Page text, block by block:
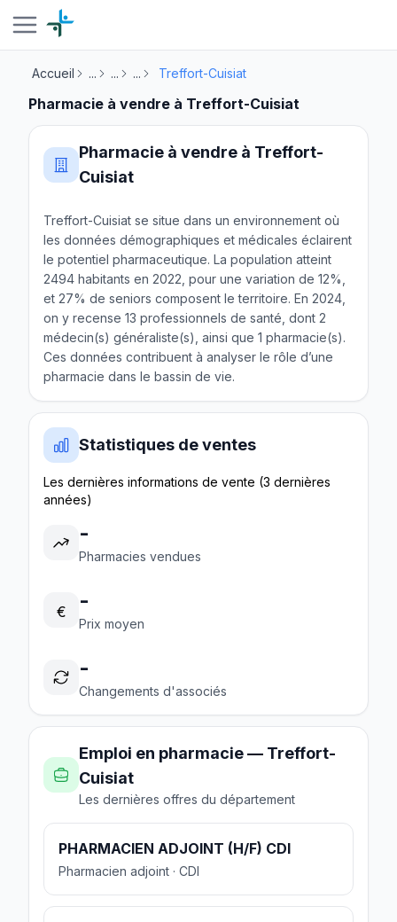
Accueil ... ... ... Treffort-Cuisiat
Pharmacie à vendre à Treffort-Cuisiat
Pharmacie à vendre à Treffort-
Cuisiat
Treffort-Cuisiat se situe dans un environnement où
les données démographiques et médicales éclairent
le potentiel pharmaceutique. La population atteint
2494 habitants en 2022, pour une variation de 12%,
et 27% de seniors composent le territoire. En 2024,
on y recense 13 professionnels de santé, dont 2
médecin(s) généraliste(s), ainsi que 1 pharmacie(s).
Ces données contribuent à analyser le rôle d’une
pharmacie dans le bassin de vie.
Statistiques de ventes
Les dernières informations de vente (3 dernières
années)
-
Pharmacies vendues
€ -
Prix moyen
-
Changements d'associés
Emploi en pharmacie — Treffort-
Cuisiat
Les dernières offres du département
PHARMACIEN ADJOINT (H/F) CDI
Pharmacien adjoint · CDI